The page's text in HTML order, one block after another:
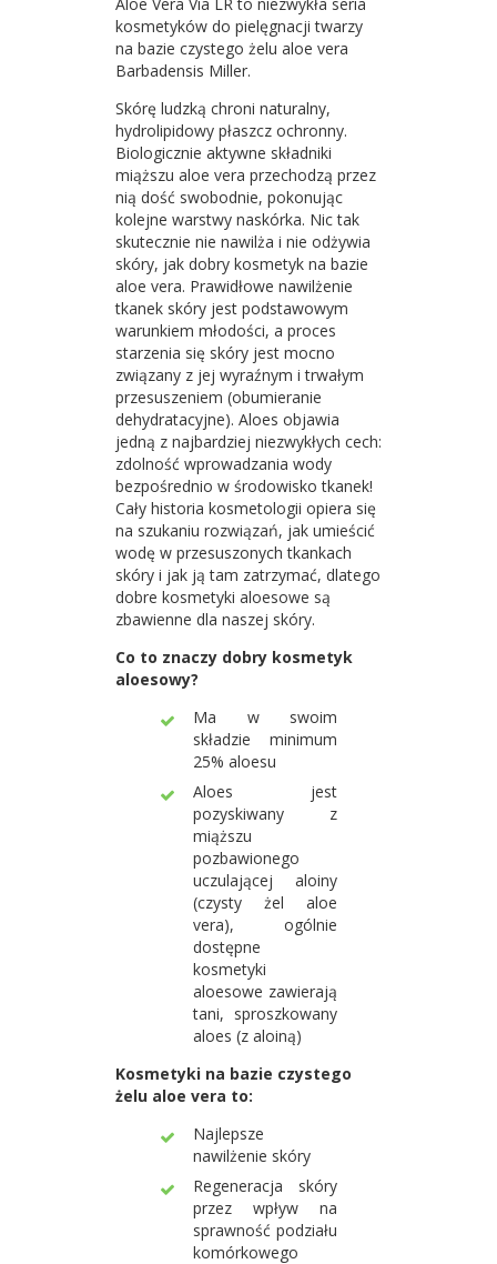
kosmetyków do pielęgnacji twarzy
na bazie czystego żelu aloe vera
Barbadensis Miller.
Skórę ludzką chroni naturalny,
hydrolipidowy płaszcz ochronny.
Biologicznie aktywne składniki
miąższu aloe vera przechodzą przez
nią dość swobodnie, pokonując
kolejne warstwy naskórka. Nic tak
skutecznie nie nawilża i nie odżywia
skóry, jak dobry kosmetyk na bazie
aloe vera. Prawidłowe nawilżenie
tkanek skóry jest podstawowym
warunkiem młodości, a proces
starzenia się skóry jest mocno
związany z jej wyraźnym i trwałym
przesuszeniem (obumieranie
dehydratacyjne). Aloes objawia
jedną z najbardziej niezwykłych cech:
zdolność wprowadzania wody
bezpośrednio w środowisko tkanek!
Cały historia kosmetologii opiera się
na szukaniu rozwiązań, jak umieścić
wodę w przesuszonych tkankach
skóry i jak ją tam zatrzymać, dlatego
dobre kosmetyki aloesowe są
zbawienne dla naszej skóry.
Co to znaczy dobry kosmetyk
aloesowy?
Ma w swoim
składzie minimum
25% aloesu
Aloes jest
pozyskiwany z
miąższu
pozbawionego
uczulającej aloiny
(czysty żel aloe
vera), ogólnie
dostępne
kosmetyki
aloesowe zawierają
tani, sproszkowany
aloes (z aloiną)
Kosmetyki na bazie czystego
żelu aloe vera to:
Najlepsze
nawilżenie skóry
Regeneracja skóry
przez wpływ na
sprawność podziału
komórkowego